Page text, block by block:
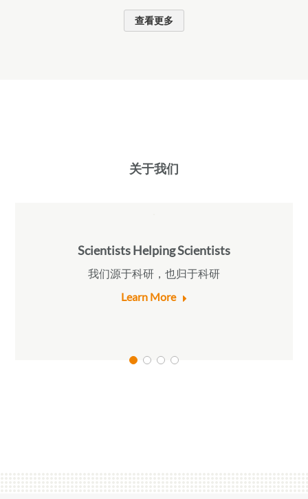
查看更多
关于我们
Scientists Helping Scientists
我们源于科研，也归于科研
Learn More